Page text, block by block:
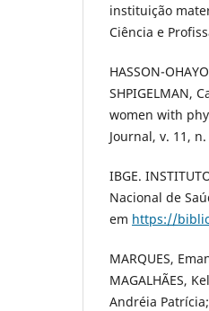
instituição
Ciência e
HASSON-
SHPIGELMAN,
women with
Journal, v. 11,
IBGE.
Nacional de
em https://
MARQUES,
MAGALHÃES,
Andréia